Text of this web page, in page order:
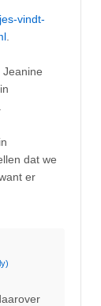
vindt-
dat we
er